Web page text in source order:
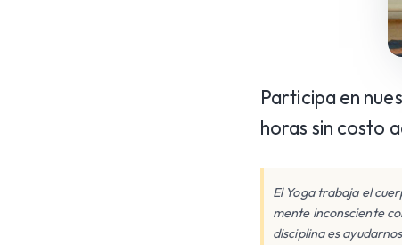
Participa en
horas sin costo
El Yoga trabaja el
mente inconsciente
disciplina es